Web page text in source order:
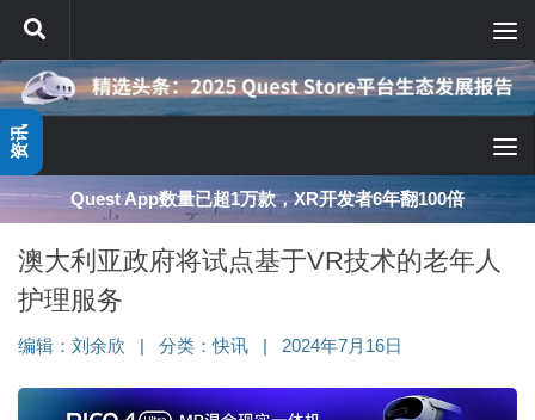
跳至内容
Quest App数量已超1万款，XR开发者6年翻100倍
澳大利亚政府将试点基于VR技术的老年人
护理服务
编辑： 刘余欣 分类：快讯 2024年7月16日
资讯